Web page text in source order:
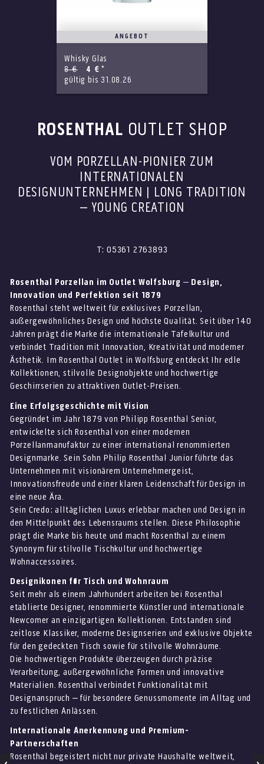
ANGEBOT
Whisky Glas
8 €
4 € *
gültig bis 31.08.26
ROSENTHAL OUTLET SHOP
VOM PORZELLAN-PIONIER ZUM
INTERNATIONALEN
DESIGNUNTERNEHMEN | LONG TRADITION
– YOUNG CREATION
T: 05361 2763893
Rosenthal Porzellan im Outlet Wolfsburg – Design,
Innovation und Perfektion seit 1879
Rosenthal steht weltweit für exklusives Porzellan,
außergewöhnliches Design und höchste Qualität. Seit über 140
Jahren prägt die Marke die internationale Tafelkultur und
verbindet Tradition mit Innovation, Kreativität und moderner
Ästhetik. Im Rosenthal Outlet in Wolfsburg entdeckt Ihr edle
Kollektionen, stilvolle Designobjekte und hochwertige
Geschirrserien zu attraktiven Outlet-Preisen.
Eine Erfolgsgeschichte mit Vision
Gegründet im Jahr 1879 von Philipp Rosenthal Senior,
entwickelte sich Rosenthal von einer modernen
Porzellanmanufaktur zu einer international renommierten
Designmarke. Sein Sohn Philip Rosenthal Junior führte das
Unternehmen mit visionärem Unternehmergeist,
Innovationsfreude und einer klaren Leidenschaft für Design in
eine neue Ära.
Sein Credo: alltäglichen Luxus erlebbar machen und Design in
den Mittelpunkt des Lebensraums stellen. Diese Philosophie
prägt die Marke bis heute und macht Rosenthal zu einem
Synonym für stilvolle Tischkultur und hochwertige
Wohnaccessoires.
Designikonen für Tisch und Wohnraum
Seit mehr als einem Jahrhundert arbeiten bei Rosenthal
etablierte Designer, renommierte Künstler und internationale
Newcomer an einzigartigen Kollektionen. Entstanden sind
zeitlose Klassiker, moderne Designserien und exklusive Objekte
für den gedeckten Tisch sowie für stilvolle Wohnräume.
Die hochwertigen Produkte überzeugen durch präzise
Verarbeitung, außergewöhnliche Formen und innovative
Materialien. Rosenthal verbindet Funktionalität mit
Designanspruch – für besondere Genussmomente im Alltag und
zu festlichen Anlässen.
Internationale Anerkennung und Premium-
Partnerschaften
Rosenthal begeistert nicht nur private Haushalte weltweit,